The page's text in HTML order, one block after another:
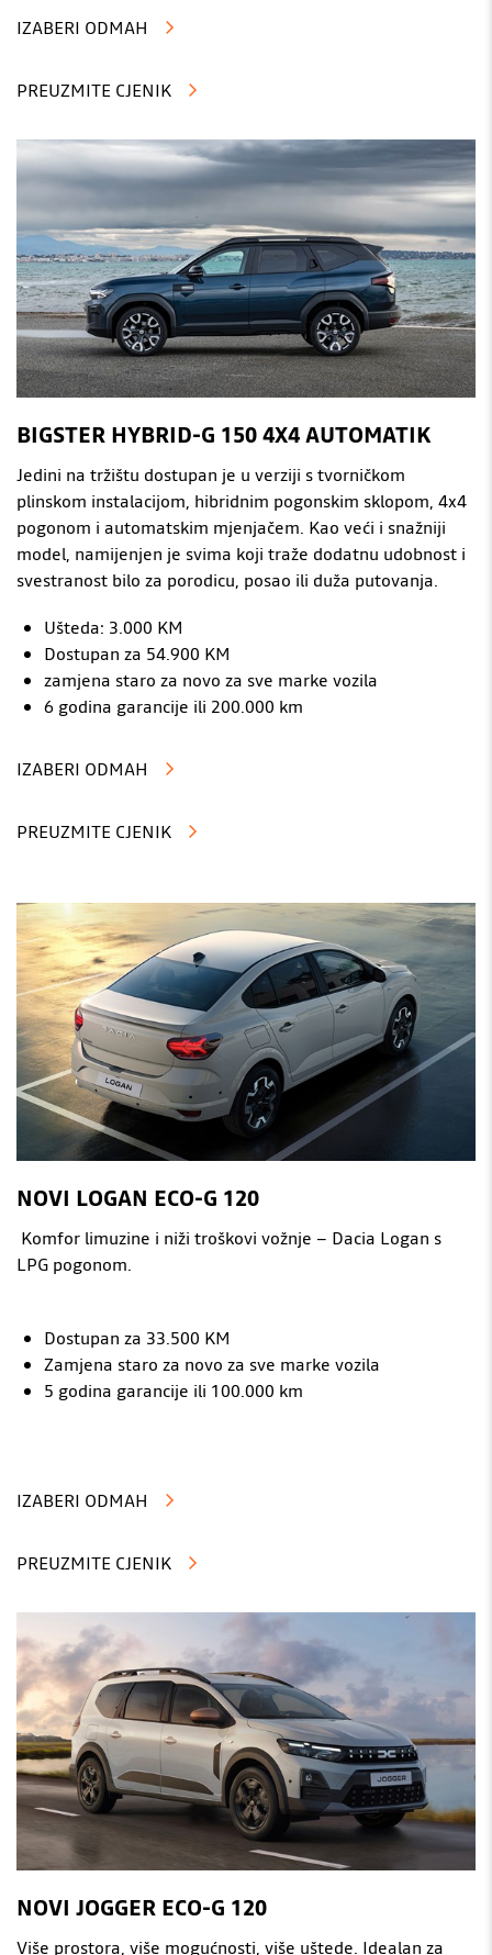
IZABERI ODMAH
PREUZMITE CJENIK
BIGSTER HYBRID-G 150 4X4 AUTOMATIK
Jedini na tržištu dostupan je u verziji s tvorničkom
plinskom instalacijom, hibridnim pogonskim sklopom, 4x4
pogonom i automatskim mjenjačem. Kao veći i snažniji
model, namijenjen je svima koji traže dodatnu udobnost i
svestranost bilo za porodicu, posao ili duža putovanja.
Ušteda: 3.000 KM
Dostupan za 54.900 KM
zamjena staro za novo za sve marke vozila
6 godina garancije ili 200.000 km
IZABERI ODMAH
PREUZMITE CJENIK
NOVI LOGAN ECO-G 120
Komfor limuzine i niži troškovi vožnje – Dacia Logan s
LPG pogonom.
Dostupan za 33.500 KM
Zamjena staro za novo za sve marke vozila
5 godina garancije ili 100.000 km
IZABERI ODMAH
PREUZMITE CJENIK
NOVI JOGGER ECO-G 120
Više prostora, više mogućnosti, više uštede. Idealan za